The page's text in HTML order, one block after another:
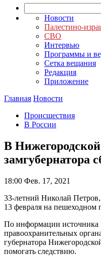
Новости
Палестино-
СВО
Интервью
Программы и
Сетка вещания
Редакция
Приложение
Главная Новости
Происшествия
В России
В
замгубернатора
18:00 Фев. 17, 2021
33-летний Николай
13 февраля на пешеходном
По информации
правоохранительных
губернатора
помогать следствию.